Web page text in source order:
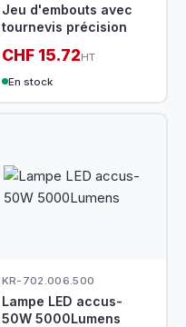
Jeu d'embouts avec
tournevis précision
CHF 15.72HT
En stock
KR-702.006.500
Lampe LED accus-
50W 5000Lumens